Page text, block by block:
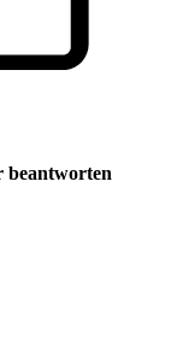
beantworten